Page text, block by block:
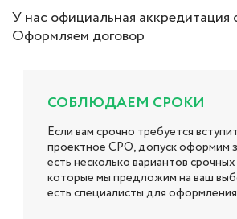
У нас официальная аккредитация
Оформляем договор
СОБЛЮДАЕМ СРОКИ
Если вам срочно требуется
проектное СРО, допуск оформим
есть несколько вариантов
которые мы предложим на ваш
есть специалисты для